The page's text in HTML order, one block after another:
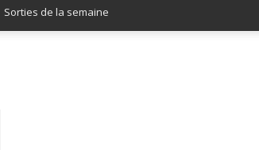
Sorties de la semaine